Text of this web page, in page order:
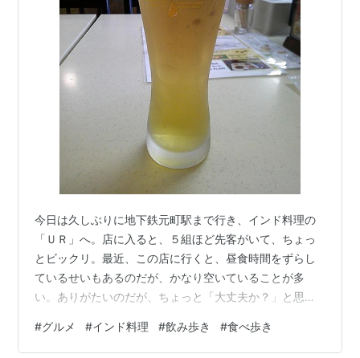
今日は久しぶりに地下鉄元町駅まで行き、インド料理の
「ＵＲ」へ。店に入ると、５組ほど先客がいて、ちょっ
とビックリ。最近、この店に行くと、昼食時間をずらし
ているせいもあるのだが、かなり空いていることが多
い。ありがたいのだが、ちょっと「大丈夫か？」と思っ
んで、ドリンクをビールに変更。先にビールが出て来
た。今日はさほど気温が高くないのだが、湿度はそこそ
#グルメ #インド料理 #飲み歩き #食べ歩き